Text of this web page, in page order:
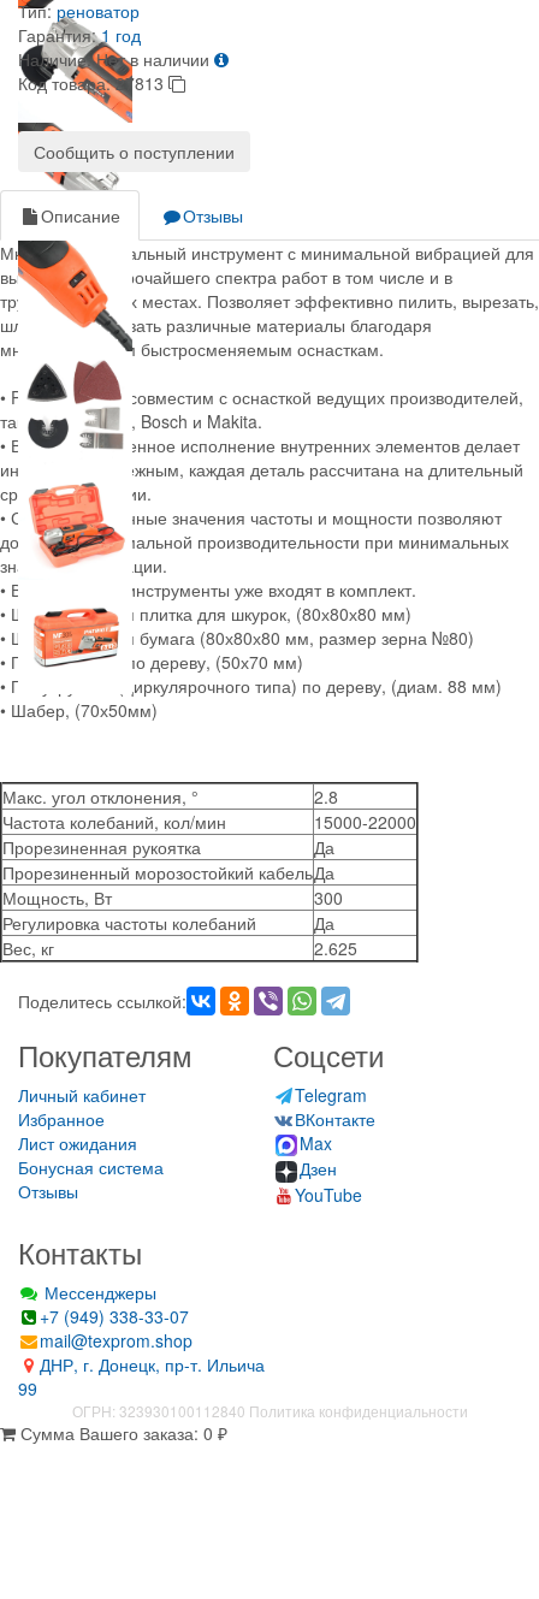
Тип: реноватор
Гарантия: 1 год
Наличие: Нет в наличии
Код товара:27813
Сообщить о поступлении
Описание
Отзывы
Многофункциональный инструмент с минимальной вибрацией для
выполнения широчайшего спектра работ в том числе и в
труднодоступных местах. Позволяет эффективно пилить, вырезать,
шлифовать и резать различные материалы благодаря
многочисленным быстросменяемым оснасткам.
• Patriot MF 305 совместим с оснасткой ведущих производителей,
таких как Dremel, Bosch и Makita.
• Высококачественное исполнение внутренних элементов делает
инструмент надежным, каждая деталь рассчитана на длительный
срок эксплуатации.
• Сбалансированные значения частоты и мощности позволяют
добиться максимальной производительности при минимальных
значениях вибрации.
• Все основные инструменты уже входят в комплект.
• Шлифовальная плитка для шкурок, (80х80х80 мм)
• Шлифовальная бумага (80х80х80 мм, размер зерна №80)
• Прямой резак по дереву, (50х70 мм)
• Полукруглый (циркулярочного типа) по дереву, (диам. 88 мм)
• Шабер, (70х50мм)
Макс. угол отклонения, °
2.8
Частота колебаний, кол/мин
15000-22000
Прорезиненная рукоятка
Да
Прорезиненный морозостойкий кабельДа
Мощность, Вт
300
Регулировка частоты колебаний
Да
Вес, кг
2.625
Поделитесь ссылкой:
Покупателям
Личный кабинет
Избранное
Лист ожидания
Бонусная система
Отзывы
Соцсети
Telegram
ВКонтакте
Max
Дзен
YouTube
Контакты
Мессенджеры
+7 (949) 338-33-07
mail@texprom.shop
ДНР, г. Донецк, пр-т. Ильича
99
ОГРН: 323930100112840 Политика конфиденциальности
Сумма Вашего заказа: 0 ₽